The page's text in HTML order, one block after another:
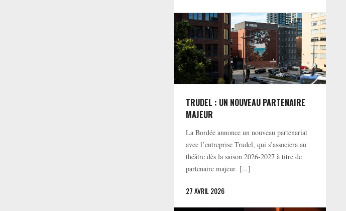
TRUDEL : UN NOUVEAU PARTENAIRE
MAJEUR
La Bordée annonce un nouveau partenariat
avec l’entreprise Trudel, qui s’associera au
théâtre dès la saison 2026-2027 à titre de
partenaire majeur. [...]
27 AVRIL 2026